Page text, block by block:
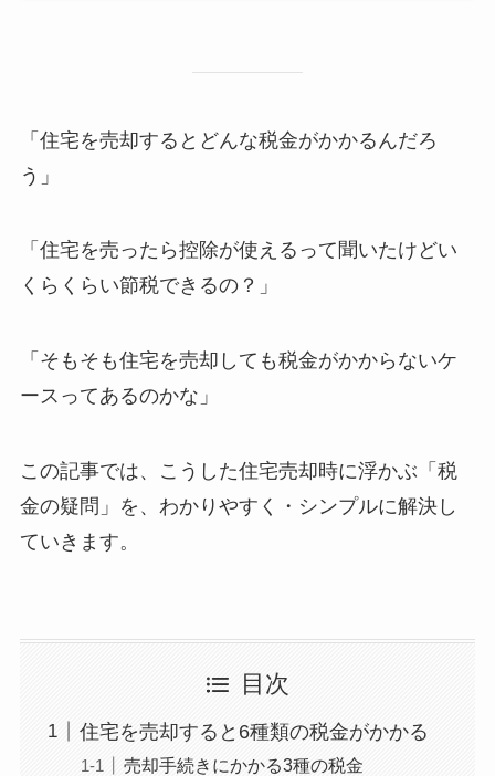
「住宅を売却するとどんな税金がかかるんだろ
う」
「住宅を売ったら控除が使えるって聞いたけどい
くらくらい節税できるの？」
「そもそも住宅を売却しても税金がかからないケ
ースってあるのかな」
この記事では、こうした住宅売却時に浮かぶ「税
金の疑問」を、わかりやすく・シンプルに解決し
ていきます。
目次
住宅を売却すると6種類の税金がかかる
売却手続きにかかる3種の税金